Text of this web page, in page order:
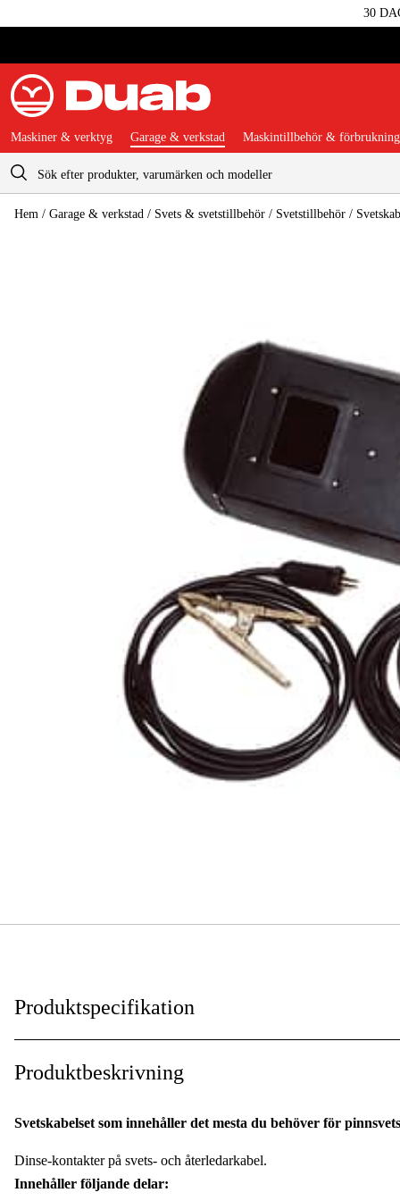
30
Varukorg
Maskiner & verktyg Garage & verkstad Maskintillbehör & förbrukning
Hem / Garage & verkstad / Svets & svetstillbehör / Svetstillbehör /
Produktspecifikation
Duab kategorifilter - Svets
Produktbeskrivning
Svetskabelset som innehåller det mesta du behöver för
Dinse-kontakter på svets- och återledarkabel.
Innehåller följande delar: